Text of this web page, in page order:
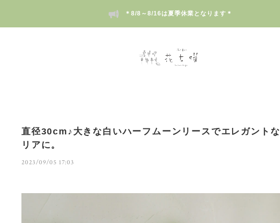
＊8/8～8/16は夏季休業となります＊
直径30cm♪大きな白いハーフムーンリースでエレガント
リアに。
2023/09/05 17:03